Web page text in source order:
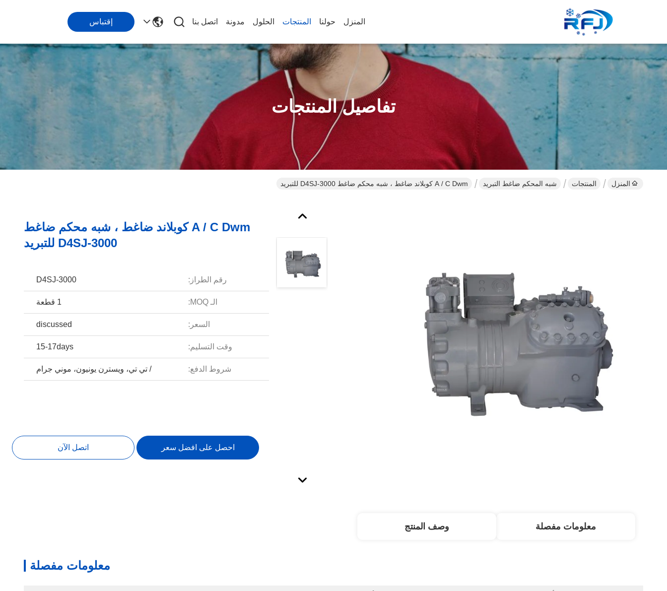
المنزل حولنا المنتجات الحلول مدونة اتصل بنا إقتباس
تفاصيل المنتجات
المنزل المنتجات شبه المحكم ضاغط التبريد A / C Dwm كوبلاند ضاغط ، شبه محكم ضاغط D4SJ-3000 للتبريد
A / C Dwm كوبلاند ضاغط ، شبه محكم ضاغط
D4SJ-3000 للتبريد
رقم الطراز: D4SJ-3000
الـ MOQ: 1 قطعة
السعر: discussed
وقت التسليم: 15-17days
شروط الدفع: / تي تي، ويسترن يونيون، موني جرام
احصل على افضل سعر اتصل الآن
معلومات مفصلة وصف المنتج
معلومات مفصلة